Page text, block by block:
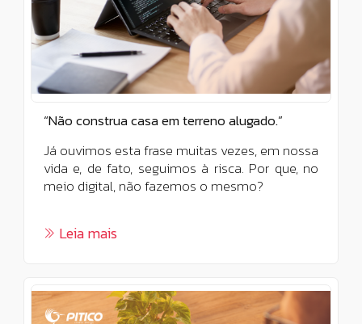
“Não construa casa em terreno alugado.”
Já ouvimos esta frase muitas vezes, em nossa
vida e, de fato, seguimos à risca. Por que, no
meio digital, não fazemos o mesmo?
Leia mais